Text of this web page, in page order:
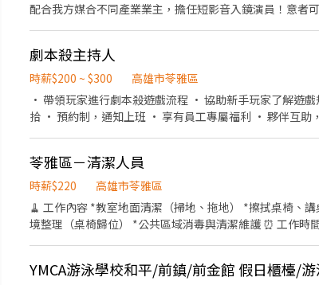
配合我方媒合不同產業業主，擔任短影音入鏡演員！意者
劇本殺主持人
時薪$200 ~ $300
高雄市苓雅區
• 帶領玩家進行劇本殺遊戲流程 • 協助新手玩家了解遊
拾 • 預約制，通知上班 • 享有員工專屬福利 • 夥伴互助，氛圍融洽有活力 沒有經驗也沒關係，我們歡迎你的加入，勇敢嘗試
苓雅區－清潔人員
時薪$220
高雄市苓雅區
🧹 工作內容 *教室地面清潔（掃地、拖地） *擦拭桌椅、
境整理（桌椅歸位） *公共區域消毒與清潔維護 ⏰ 工作時
YMCA游泳學校和平/前鎮/前金館 假日櫃檯/